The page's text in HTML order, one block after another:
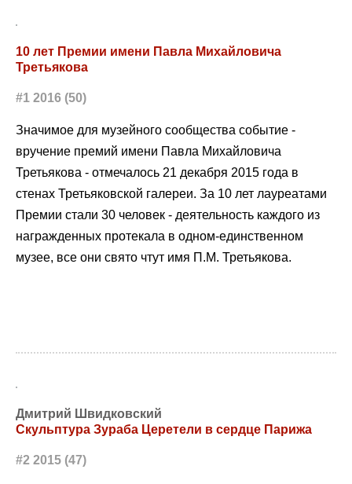
10 лет Премии имени Павла Михайловича
Третьякова
#1 2016 (50)
Значимое для музейного сообщества событие -
вручение премий имени Павла Михайловича
Третьякова - отмечалось 21 декабря 2015 года в
стенах Третьяковской галереи. За 10 лет лауреатами
Премии стали 30 человек - деятельность каждого из
награжденных протекала в одном-единственном
музее, все они свято чтут имя П.М. Третьякова.
Дмитрий Швидковский
Скульптура Зураба Церетели в сердце Парижа
#2 2015 (47)